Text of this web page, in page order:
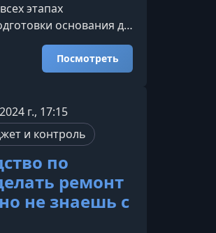
этапах
основания до
системный подход,
типичных
время, деньги и
раскрывает
строительства до
Посмотреть
г., 17:15
и контроль
по
ремонт
не знаешь с